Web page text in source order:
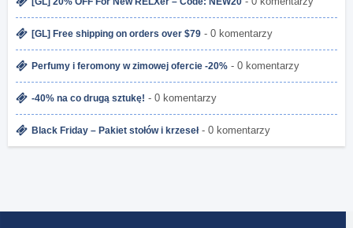
[GL] Free shipping on orders over $79 - 0 komentarzy
Perfumy i feromony w zimowej ofercie -20% - 0 komentarzy
-40% na co drugą sztukę! - 0 komentarzy
Black Friday – Pakiet stołów i krzeseł- 0 komentarzy